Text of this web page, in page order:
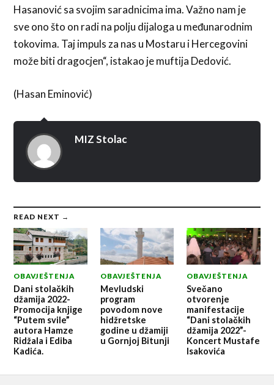
Hasanović sa svojim saradnicima ima. Važno nam je
sve ono što on radi na polju dijaloga u međunarodnim
tokovima. Taj impuls za nas u Mostaru i Hercegovini
može biti dragocjen“, istakao je muftija Dedović.
(Hasan Eminović)
MIZ Stolac
READ NEXT →
OBAVJEŠTENJA
Dani stolačkih
džamija 2022-
Promocija knjige
“Putem svile”
autora Hamze
Ridžala i Ediba
Kadića.
OBAVJEŠTENJA
Mevludski
program
povodom nove
hidžretske
godine u džamiji
u Gornjoj Bitunji
OBAVJEŠTENJA
Svečano
otvorenje
manifestacije
“Dani stolačkih
džamija 2022”-
Koncert Mustafe
Isakovića